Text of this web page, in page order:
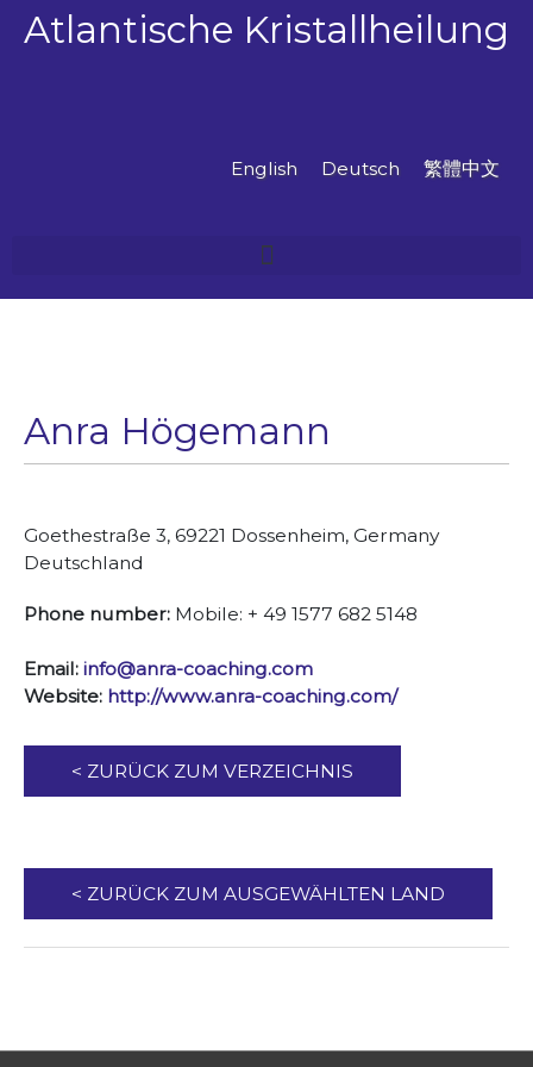
Zum
InhaltAtlantische Kristallheilung
English Deutsch 繁體中文
Anra Högemann
Goethestraße 3, 69221 Dossenheim, Germany
Deutschland
Phone number: Mobile: + 49 1577 682 5148
Email: info@anra-coaching.com
Website: http://www.anra-coaching.com/
< ZURÜCK ZUM VERZEICHNIS
< ZURÜCK ZUM AUSGEWÄHLTEN LAND